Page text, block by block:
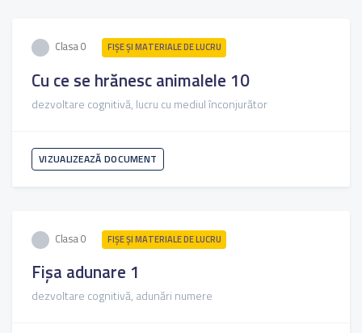
Clasa 0 FIŞE ŞI MATERIALE DE LUCRU
Cu ce se hrănesc animalele 10
dezvoltare cognitivă, lucru cu mediul înconjurător
VIZUALIZEAZĂ DOCUMENT
Clasa 0 FIŞE ŞI MATERIALE DE LUCRU
Fișa adunare 1
dezvoltare cognitivă, adunări numere